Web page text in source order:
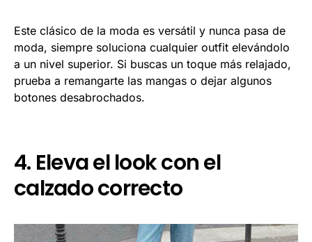
Este clásico de la moda es versátil y nunca pasa de
moda, siempre soluciona cualquier outfit elevándolo
a un nivel superior. Si buscas un toque más relajado,
prueba a remangarte las mangas o dejar algunos
botones desabrochados.
4. Eleva el look con el
calzado correcto